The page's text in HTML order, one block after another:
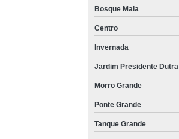
Bosque Maia
Centro
Invernada
Jardim Presidente Dutra
Morro Grande
Ponte Grande
Tanque Grande